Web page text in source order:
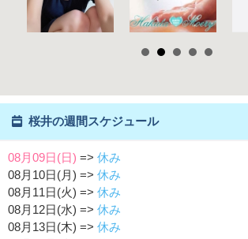
桜井の週間スケジュール
08月09日(日) => 休み
08月10日(月) => 休み
08月11日(火) => 休み
08月12日(水) => 休み
08月13日(木) => 休み